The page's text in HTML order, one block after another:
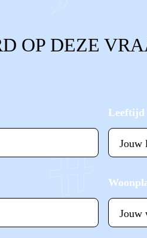
OP DEZE
Leeftijd